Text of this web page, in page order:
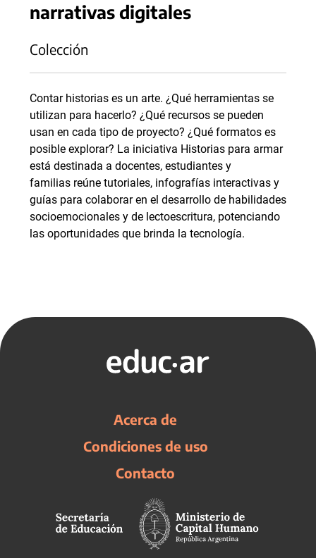
narrativas digitales
Colección
Contar historias es un arte. ¿Qué herramientas se
utilizan para hacerlo? ¿Qué recursos se pueden
usan en cada tipo de proyecto? ¿Qué formatos es
posible explorar? La iniciativa Historias para armar
está destinada a docentes, estudiantes y
familias reúne tutoriales, infografías interactivas y
guías para colaborar en el desarrollo de habilidades
socioemocionales y de lectoescritura, potenciando
las oportunidades que brinda la tecnología.
Acerca de
Condiciones de uso
Contacto